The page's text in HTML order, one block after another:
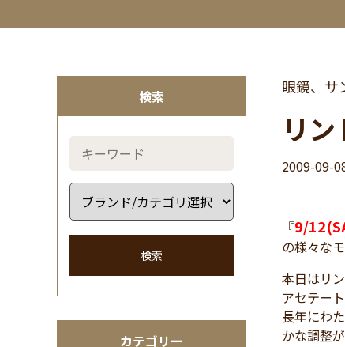
検索
検索
カテゴリー
眼鏡、サ
リ
2009-09-
『9/
の様々な
本日はリ
アセテー
長年にわ
かな調整